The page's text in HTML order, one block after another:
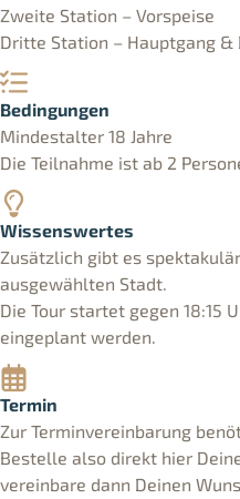
Zweite Station – Vorspeise
Dritte Station – Hauptgang &
Bedingungen
Mindestalter 18 Jahre
Die Teilnahme ist ab 2
Wissenswertes
Zusätzlich gibt es
ausgewählten Stadt.
Die Tour startet gegen 18:15
eingeplant werden.
Termin
Zur Terminvereinbarung
Bestelle also direkt hier
vereinbare dann Deinen